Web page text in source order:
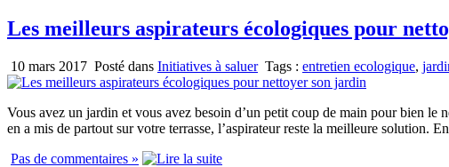
Les meilleurs aspirateurs écologiques pour
10 mars 2017 Posté dans Initiatives à saluer Tags : entretien ecologique,
Vous avez un jardin et vous avez besoin d’un petit coup de main pour bien le
en a mis de partout sur votre terrasse, l’aspirateur reste la meilleure solution.
Pas de commentaires »